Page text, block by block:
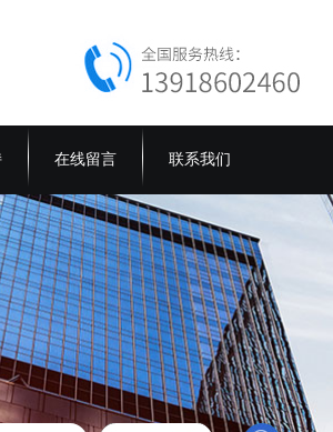
在线留言 联系我们